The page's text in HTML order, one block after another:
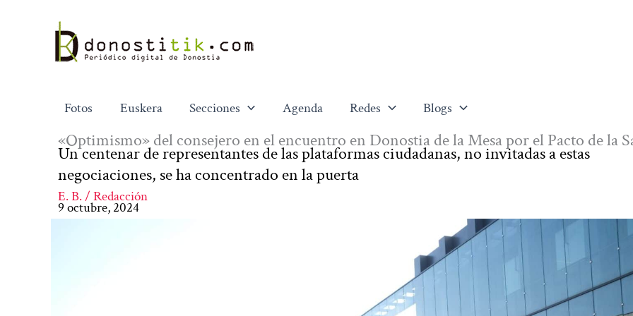
contenido
Fotos Euskera Secciones Agenda Redes Blogs
«Optimismo» del consejero en el encuentro en Donostia de la Mesa por el Pacto de la
Un centenar de representantes de las plataformas ciudadanas, no invitadas a estas
negociaciones, se ha concentrado en la puerta
E. B. / Redacción
9 octubre, 2024